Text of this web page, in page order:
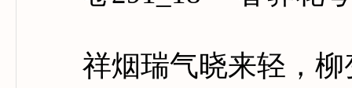
祥烟瑞气晓来轻，柳